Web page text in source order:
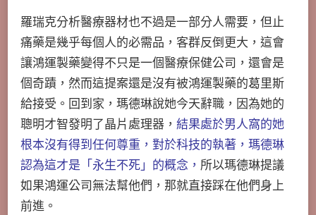
羅瑞克分析醫療器材也不過是一部分人需要，但止
痛藥是幾乎每個人的必需品，客群反倒更大，這會
讓鴻運製藥變得不只是一個醫療保健公司，還會是
個奇蹟，然而這提案還是沒有被鴻運製藥的葛里斯
給接受。回到家，瑪德琳說她今天辭職，因為她的
聰明才智發明了晶片處理器， 結果處於男人窩的她
根本沒有得到任何尊重，對於科技的執著，瑪德琳
認為這才是「永生不死」的概念， 所以瑪德琳提議
如果鴻運公司無法幫他們，那就直接踩在他們身上
前進。